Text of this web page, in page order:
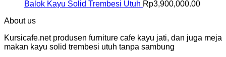
Balok Kayu Solid Trembesi Utuh Rp3,900,000.00
About us
Kursicafe.net produsen furniture cafe kayu jati, dan juga meja
makan kayu solid trembesi utuh tanpa sambung